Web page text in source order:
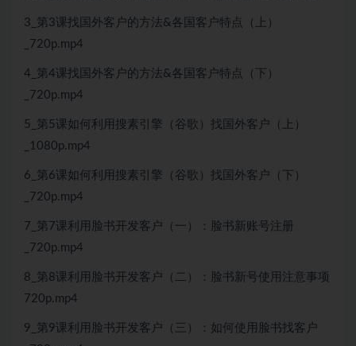
3_第3课找国外客户的方法&各国客户特点（上）
_720p.mp4
4_第4课找国外客户的方法&各国客户特点（下）
_720p.mp4
5_第5课如何利用搜素引擎（谷歌）找国外客户（上）
_1080p.mp4
6_第6课如何利用搜素引擎（谷歌）找国外客户（下）
_720p.mp4
7_第7课利用脸书开发客户（一）：脸书新账号注册
_720p.mp4
8_第8课利用脸书开发客户（二）：脸书新号使用注意事项
720p.mp4
9_第9课利用脸书开发客户（三）：如何使用脸书找客户